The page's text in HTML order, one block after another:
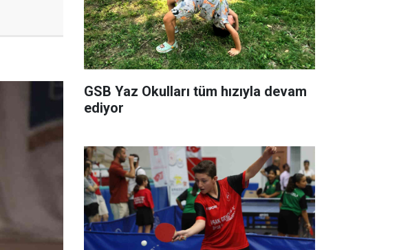
GSB Yaz Okulları tüm hızıyla devam
ediyor